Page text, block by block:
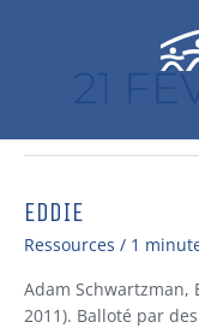
21
EDDIE
Ressources / 1
Adam Schwartzman,
2011). Balloté par
Eddie